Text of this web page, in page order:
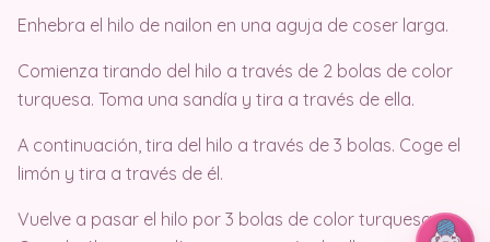
Enhebra el hilo de nailon en una aguja de coser larga.
Comienza tirando del hilo a través de 2 bolas de color
turquesa. Toma una sandía y tira a través de ella.
A continuación, tira del hilo a través de 3 bolas. Coge el
limón y tira a través de él.
Vuelve a pasar el hilo por 3 bolas de color turquesa.